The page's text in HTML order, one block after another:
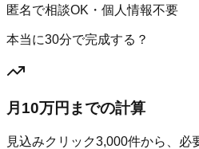
匿名で相談OK・個人情報不要
本当に30分で完成する？
月10万円までの計算
見込みクリック3,000件から、必